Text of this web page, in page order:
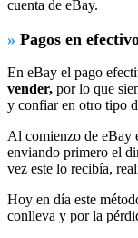
cuenta de eBay.
» Pagos en
En eBay el pago
vender, por lo que
y confiar en otro tipo
Al comienzo de eBay
enviando primero el
vez este lo recibía,
Hoy en día este
conlleva y por la